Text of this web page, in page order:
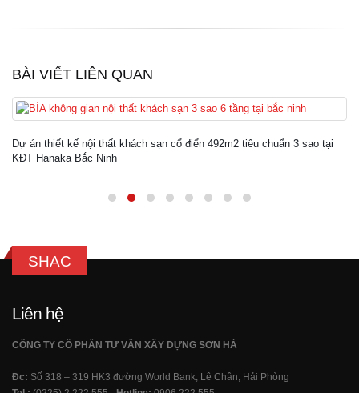
BÀI VIẾT LIÊN QUAN
Dự án thiết kế nội thất khách sạn cổ điển 492m2 tiêu chuẩn 3 sao tại
KĐT Hanaka Bắc Ninh
SHAC
Liên hệ
CÔNG TY CỔ PHẦN TƯ VẤN XÂY DỰNG SƠN HÀ
Đc: Số 318 – 319 HK3 đường World Bank, Lê Chân, Hải Phòng